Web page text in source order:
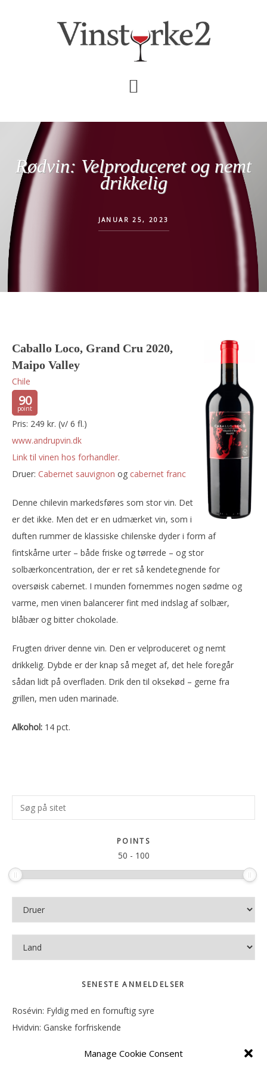
Manage Cookie Consent
Rødvin: Velproduceret og nemt
drikkelig
JANUAR 25, 2023
Caballo Loco, Grand Cru 2020,
Maipo Valley
Chile
90
Pris: 249 kr. (v/ 6 fl.)
www.andrupvin.dk
Link til vinen hos forhandler.
Druer:
cabernet sauvignon og cabernet franc
Denne chilevin markedsføres som stor vin. Det
er det ikke. Men det er en udmærket vin, som i
duften rummer de klassiske chilenske dyder i form af
fintskårne urter – både friske og tørrede – og stor
solbærkoncentration, der er ret så kendetegnende for
oversøisk cabernet. I munden fornemmes nogen sødme og
varme, men vinen balancerer fint med indslag af solbær,
blåbær og bitter chokolade.
Frugten driver denne vin. Den er velproduceret og nemt
drikkelig. Dybde er der knap så meget af, det hele foregår
sådan lidt på overfladen. Drik den til oksekød – gerne fra
grillen, men uden marinade.
Alkohol: 14 pct.
Primær
Sidebar
Søg
på
POINTS
50 - 100
SENESTE ANMELDELSER
Rosévin: Fyldig med en fornuftig syre
Hvidvin: Ganske forfriskende
Hvidvin: Smørfedme og tropisk sødme